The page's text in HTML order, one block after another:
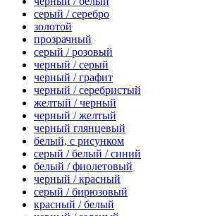
серый / серебро
золотой
прозрачный
серый / розовый
черный / серый
черный / графит
черный / серебристый
желтый / черный
черный / желтый
черный глянцевый
белый, с рисунком
серый / белый / синий
белый / фиолетовый
черный / красный
серый / бирюзовый
красный / белый